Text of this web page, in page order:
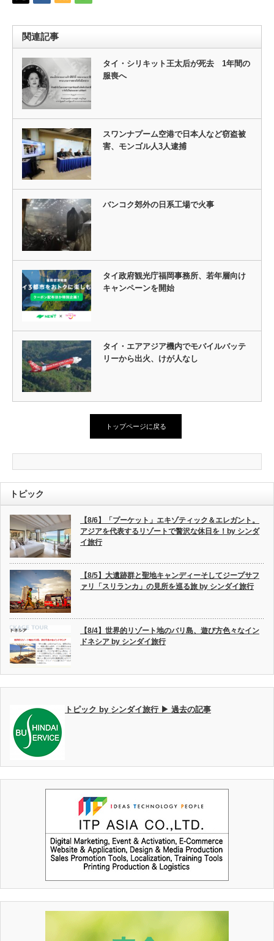
関連記事
タイ・シリキット王太后が死去 1年間の
服喪へ
スワンナプーム空港で日本人など窃盗被
害、モンゴル人3人逮捕
バンコク郊外の日系工場で火事
タイ政府観光庁福岡事務所、若年層向け
キャンペーンを開始
タイ・エアアジア機内でモバイルバッテ
リーから出火、けが人なし
トップページに戻る
トピック
【8/6】「プーケット」エキゾティック＆エレガント。
アジアを代表するリゾートで贅沢な休日を！by シンダ
イ旅行
【8/5】大遺跡群と聖地キャンディーそしてジープサフ
ァリ「スリランカ」の見所を巡る旅 by シンダイ旅行
【8/4】世界的リゾート地のバリ島、遊び方色々なイン
ドネシア by シンダイ旅行
トピック by シンダイ旅行 ▶ 過去の記事